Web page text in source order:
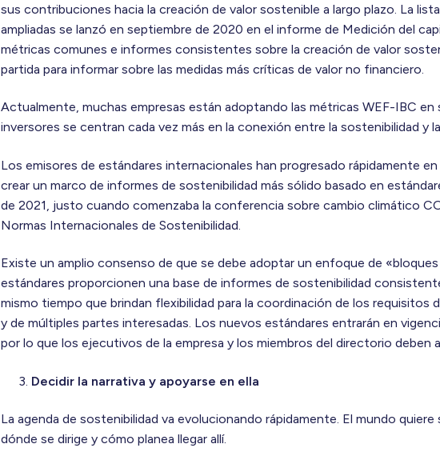
sus contribuciones hacia la creación de valor sostenible a largo plazo. La
ampliadas se lanzó en septiembre de 2020 en el informe de Medición del
métricas comunes e informes consistentes sobre la creación de valor
partida para informar sobre las medidas más críticas de valor no financiero.
Actualmente, muchas empresas están adoptando las métricas WEF-IBC en
inversores se centran cada vez más en la conexión entre la sostenibilidad y
Los emisores de estándares internacionales han progresado rápidamente
crear un marco de informes de sostenibilidad más sólido basado en
de 2021, justo cuando comenzaba la conferencia sobre cambio climático
Normas Internacionales de Sostenibilidad.
Existe un amplio consenso de que se debe adoptar un enfoque de
estándares proporcionen una base de informes de sostenibilidad
mismo tiempo que brindan flexibilidad para la coordinación de los requisitos
y de múltiples partes interesadas. Los nuevos estándares entrarán en
por lo que los ejecutivos de la empresa y los miembros del directorio deben
Decidir la narrativa y apoyarse en ella
La agenda de sostenibilidad va evolucionando rápidamente. El mundo
dónde se dirige y cómo planea llegar allí.